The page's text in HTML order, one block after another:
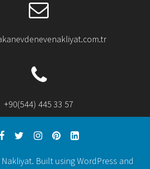
+90(544) 445 33 57
Built using WordPress and